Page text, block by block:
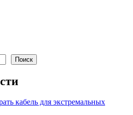
Поиск
кабель для экстремальных